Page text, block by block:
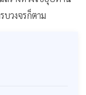
วงจรก็ตาม